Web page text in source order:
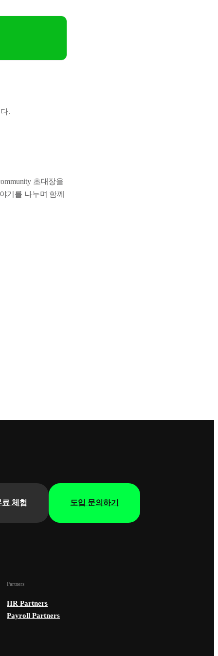
.
초대장을
기를 나누며 함께
료 체험 도입 문의하기
Partners
HR Partners
Payroll Partners